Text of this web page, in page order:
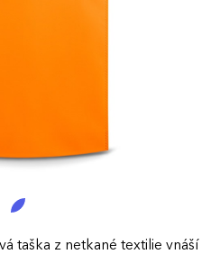
taška z netkané textilie vnáší